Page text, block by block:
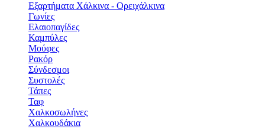
Εξαρτήματα Χάλκινα - Ορειχάλκινα
Γωνίες
Ελαιοπαγίδες
Καμπύλες
Μούφες
Ρακόρ
Σύνδεσμοι
Συστολές
Τάπες
Ταφ
Χαλκοσωλήνες
Χαλκουδάκια